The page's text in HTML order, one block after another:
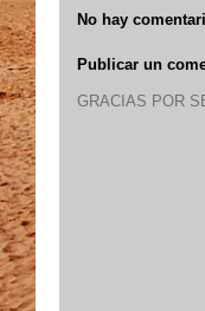
No hay
Publicar un
GRACIAS POR